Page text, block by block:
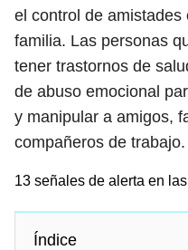
el control de
familia. Las personas
tener trastornos de
de abuso emocional
y manipular a amigos,
compañeros de trabajo.
13 señales de alerta en
Índice